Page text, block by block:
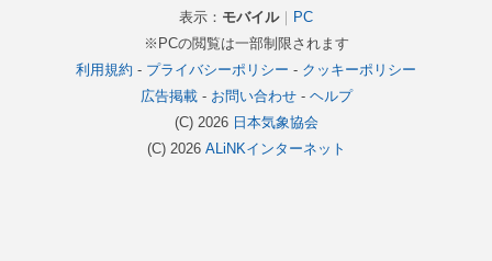
表示： モバイル｜
PC
※PCの閲覧は一部制限されます
利用規約 - プライバシーポリシー - クッキーポリシー
広告掲載- お問い合わせ- ヘルプ
(C) 2026 日本気象協会
(C) 2026 ALiNKインターネット